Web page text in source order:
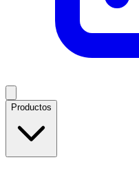
Productos